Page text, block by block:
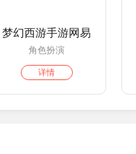
梦幻西游手游网易版
角色扮演
详情